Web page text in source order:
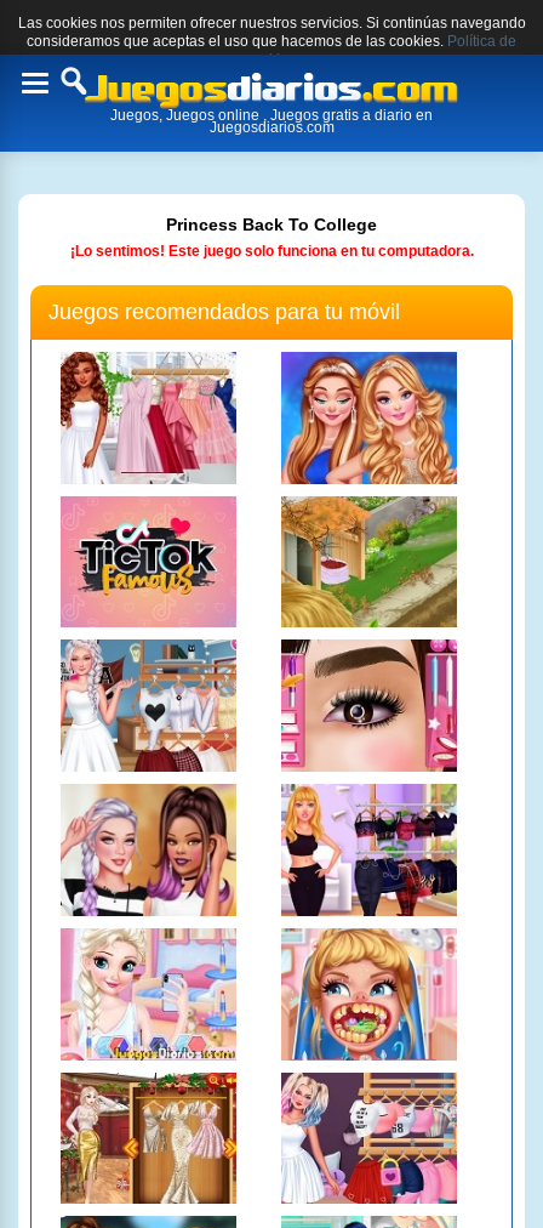
Las cookies nos permiten ofrecer nuestros servicios. Si continúas navegando
consideramos que aceptas el uso que hacemos de las cookies. Política de
cookies.
Toggle
Juegos, Juegos online , Juegos gratis a diario en
Juegosdiarios.com
Princess Back To College
¡Lo sentimos! Este juego solo funciona en tu computadora.
Juegos recomendados para tu móvil